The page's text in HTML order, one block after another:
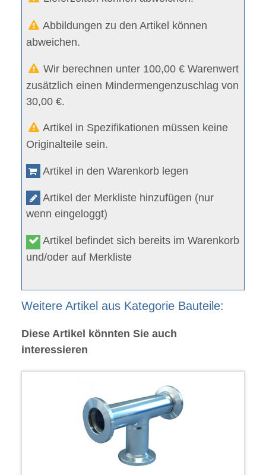
Abbildungen zu den Artikel können
abweichen.
Wir berechnen unter 100,00 € Warenwert
zusätzlich einen Mindermengenzuschlag von
30,00 €.
Artikel in Spezifikationen müssen keine
Originalteile sein.
Artikel in den Warenkorb legen
Artikel der Merkliste hinzufügen (nur
wenn eingeloggt)
Artikel befindet sich bereits im Warenkorb
und/oder auf Merkliste
Weitere Artikel aus Kategorie Bauteile:
Diese Artikel könnten Sie auch
interessieren